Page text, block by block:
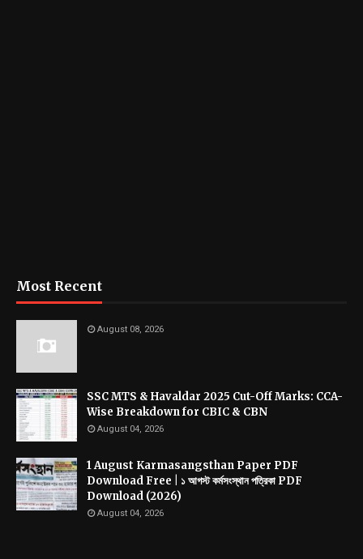
Most Recent
August 08, 2026
SSC MTS & Havaldar 2025 Cut-Off Marks: CCA-
Wise Breakdown for CBIC & CBN
August 04, 2026
1 August Karmasangsthan Paper PDF
Download Free | ১ আগস্ট কর্মসংস্থান পত্রিকা PDF
Download (2026)
August 04, 2026